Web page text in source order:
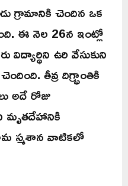
గ్రామానికి చెందిన ఒక
ఈ నెల 26న ఇంట్లో
ఉరి వేసుకుని
తీవ్ర దిగ్భ్రాంతికి
అదే రోజు
మృతదేహానికి
స్మశాన వాటికలో